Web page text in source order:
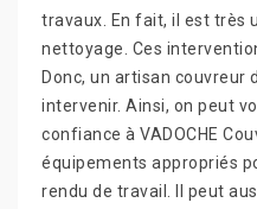
travaux. En fait, il est très
nettoyage. Ces
Donc, un artisan couvreur
intervenir. Ainsi, on peut
confiance à VADOCHE
équipements appropriés
rendu de travail. Il peut